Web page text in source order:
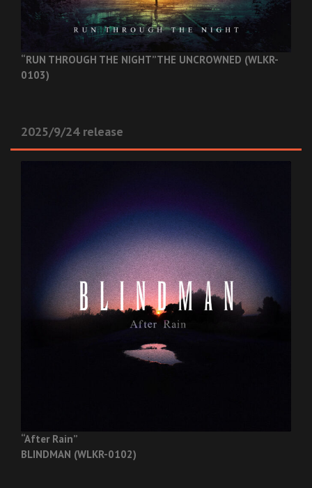
“RUN THROUGH THE NIGHT”THE UNCROWNED (WLKR-
0103)
2025/9/24 release
“After Rain”
BLINDMAN (WLKR-0102)